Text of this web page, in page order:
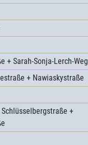
+ Sarah-Sonja-Lerch-Weg
+ Nawiaskystraße
+